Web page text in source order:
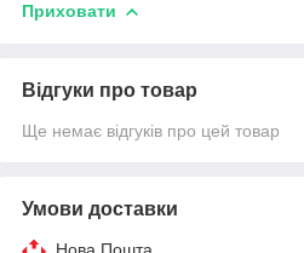
Приховати
Відгуки про товар
Ще немає відгуків про цей товар
Умови доставки